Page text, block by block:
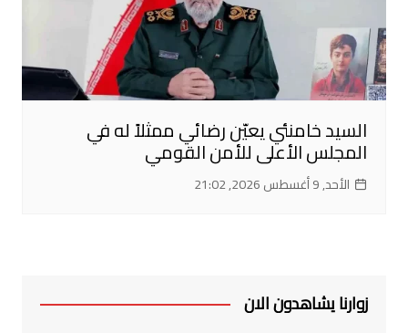
السيد خامنئي يعيّن رضائي ممثلاً له في
المجلس الأعلى للأمن القومي
الأحد, 9 أغسطس 2026, 21:02
زوارنا يشاهدون الان